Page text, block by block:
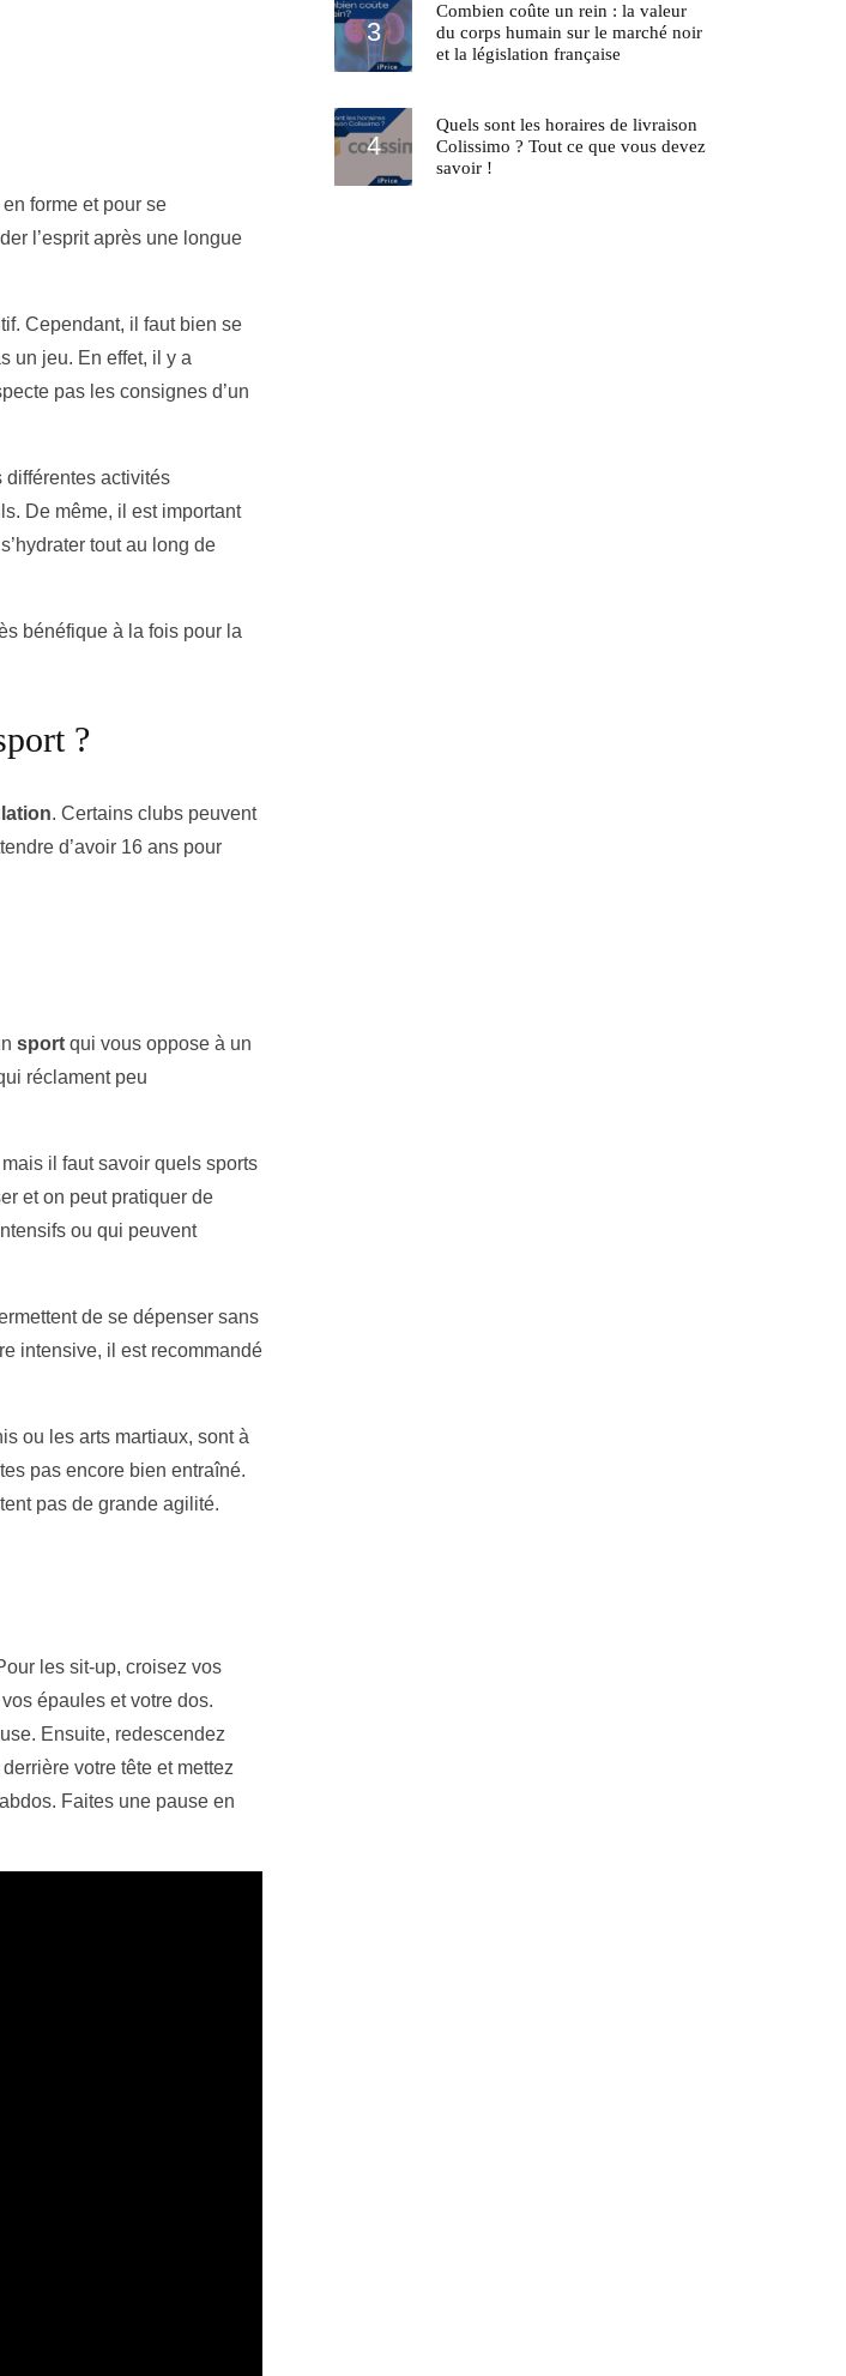
forme et pour se
l’esprit après une longue
Cependant, il faut bien se
un jeu. En effet, il y a
pas les consignes d’un
différentes activités
De même, il est important
tout au long de
bénéfique à la fois pour la
?
. Certains clubs peuvent
d’avoir 16 ans pour
sport qui vous oppose à un
réclament peu
il faut savoir quels sports
et on peut pratiquer de
ou qui peuvent
de se dépenser sans
intensive, il est recommandé
ou les arts martiaux, sont à
pas encore bien entraîné.
pas de grande agilité.
les sit-up, croisez vos
épaules et votre dos.
Ensuite, redescendez
votre tête et mettez
Faites une pause en
Combien coûte un rein : la valeur
du corps humain sur le marché noir
et la législation française
Quels sont les horaires de livraison
Colissimo ? Tout ce que vous devez
savoir !